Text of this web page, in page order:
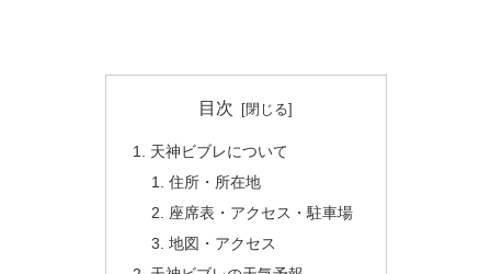
目次
天神ビブレについて
住所・所在地
座席表・アクセス・駐車場
地図・アクセス